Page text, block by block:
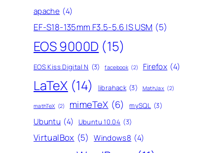
apache (4)
EF-S18-135mm F3.5-5.6 IS USM (5)
EOS 9000D (15)
EOS Kiss Digital N (3) facebook (2) Firefox (4)
LaTeX (14) librahack (3) MathJax (2)
mathTeX (2) mimeTeX (6) mySQL (3)
Ubuntu (4) Ubuntu 10.04 (3)
VirtualBox (5) Windows8 (4)